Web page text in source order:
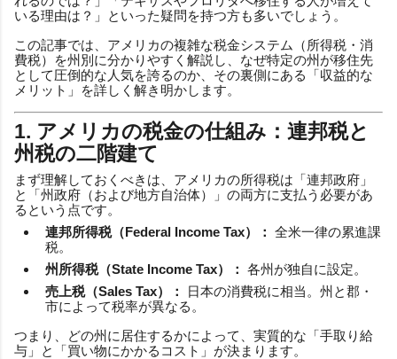
いる理由は？」といった疑問を持つ方も多いでしょう。
この記事では、アメリカの複雑な税金システム（所得税・消
費税）を州別に分かりやすく解説し、なぜ特定の州が移住先
として圧倒的な人気を誇るのか、その裏側にある「収益的な
メリット」を詳しく解き明かします。
1. アメリカの税金の仕組み：連邦税と
州税の二階建て
まず理解しておくべきは、アメリカの所得税は「連邦政府」
と「州政府（および地方自治体）」の両方に支払う必要があ
るという点です。
連邦所得税（Federal Income Tax）： 全米一律の累進課
税。
州所得税（State Income Tax）： 各州が独自に設定。
売上税（Sales Tax）：
日本の消費税に相当。州と郡・
市によって税率が異なる。
つまり、どの州に居住するかによって、実質的な「手取り給
与」と「買い物にかかるコスト」が決まります。